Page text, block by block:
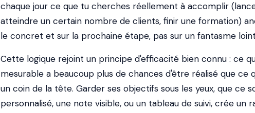
chaque jour ce que tu cherches réellement à accomplir
atteindre un certain nombre de clients, finir une formation)
le concret et sur la prochaine étape, pas sur un fantasme
Cette logique rejoint un principe d'efficacité bien connu : ce
mesurable a beaucoup plus de chances d'être réalisé que ce
un coin de la tête. Garder ses objectifs sous les yeux, que ce
personnalisé, une note visible, ou un tableau de suivi, crée un